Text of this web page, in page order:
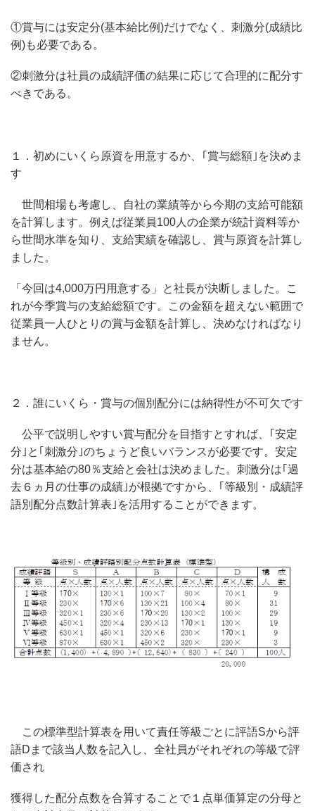
①賞与には安定分(基本給比例)だけでなく、刺激分(成績比
例)も必要である。
②刺激分は社員の成績評価の結果に応じて合理的に配分す
べきである。
１．初めにいくら原資を用意するか、｢賞与総額｣を決めま
す
世間相場も考慮し、自社の業績等から今期の支給可能額
を計算します。例えば従業員100人の企業が統計資料等か
ら世間水準を知り、支給実績を確認し、賞与原資を計算し
ました。
「今回は4,000万円用意する」と社長が決断しました。こ
れが今季賞与の支給総額です。この金額を超えない範囲で
従業員一人ひとりの賞与金額を計算し、決めなければなり
ません。
２．誰にいくら・賞与の個別配分には納得性が不可欠です
公平で説明しやすい賞与配分を目指すとすれば、｢安定
分｣と｢刺激分｣のちょうど良いバランスが必要です。安定
分は基本給の80％支給と会社は決めました。刺激分は｢過
去６ヵ月の仕事の成績｣が根拠ですから、｢等級別・成績評
語別配分点数計算表｣を活用することができます。
この標準型計算表を用いて責任等級ごとに評語Sから評
語Dまで該当人数を記入し、全社員がそれぞれの等級で評
価され
獲得した配分点数を合算することで１点単価算定の分母と